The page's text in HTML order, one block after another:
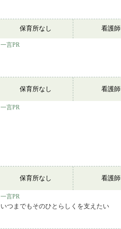
保育所なし 看護師
一言PR
保育所なし 看護師
一言PR
保育所なし 看護師
一言PR
いつまでもそのひとらしくを支えたい